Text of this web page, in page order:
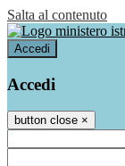
Salta al contenuto
Accedi
Accedi
button close ×